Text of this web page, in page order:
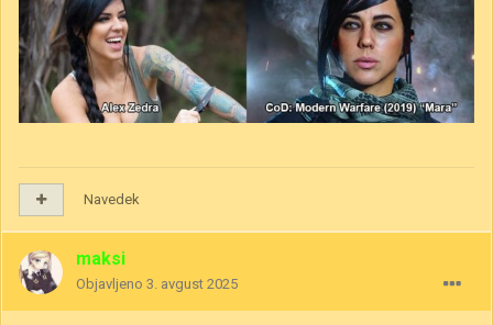
Navedek
maksi
Objavljeno 3. avgust 2025